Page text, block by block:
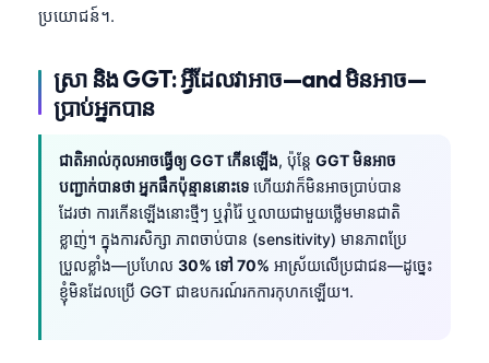
ប្រយោជន៍។.
ស្រា និង GGT: អ្វីដែលវាអាច—and មិនអាច—
ប្រាប់អ្នកបាន
ជាតិអាល់កុលអាចធ្វើឲ្យ GGT កើនឡើង, ប៉ុន្តែ GGT មិនអាច
បញ្ជាក់បានថា អ្នកផឹកប៉ុន្មាននោះទេ ហើយវាក៏មិនអាចប្រាប់បាន
ដែរថា ការកើនឡើងនោះថ្មីៗ ឬរ៉ាំរ៉ៃ ឬលាយជាមួយថ្លើមមានជាតិ
ខ្លាញ់។ ក្នុងការសិក្សា ភាពចាប់បាន (sensitivity) មានភាពប្រែ
ប្រួលខ្លាំង—ប្រហែល 30% ទៅ 70% អាស្រ័យលើប្រជាជន—ដូច្នេះ
ខ្ញុំមិនដែលប្រើ GGT ជាឧបករណ៍រកការកុហកឡើយ។.